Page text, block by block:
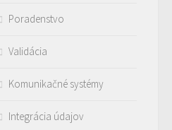
Poradenstvo
Validácia
Komunikačné systémy
Integrácia údajov